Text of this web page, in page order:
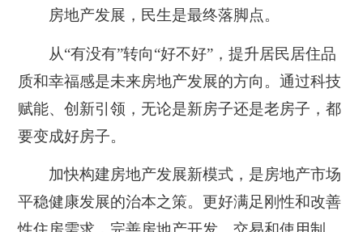
房地产发展，民生是最终落脚点。
从“有没有”转向“好不好”，提升居民居住品
质和幸福感是未来房地产发展的方向。通过科技
赋能、创新引领，无论是新房子还是老房子，都
要变成好房子。
加快构建房地产发展新模式，是房地产市场
平稳健康发展的治本之策。更好满足刚性和改善